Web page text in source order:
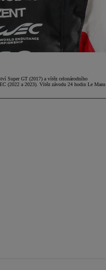
Super GT (2017) a vítěz celonárodního
(2022 a 2023). Vítěz závodu 24 hodin Le Mans